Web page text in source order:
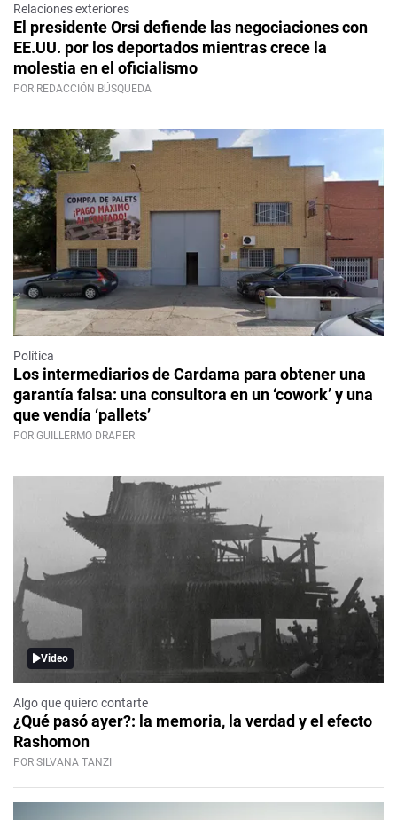
Relaciones exteriores
El presidente Orsi defiende las negociaciones con
EE.UU. por los deportados mientras crece la
molestia en el oficialismo
POR REDACCIÓN BÚSQUEDA
Política
Los intermediarios de Cardama para obtener una
garantía falsa: una consultora en un ‘cowork’ y una
que vendía ‘pallets’
POR GUILLERMO DRAPER
Video
Algo que quiero contarte
¿Qué pasó ayer?: la memoria, la verdad y el efecto
Rashomon
POR SILVANA TANZI